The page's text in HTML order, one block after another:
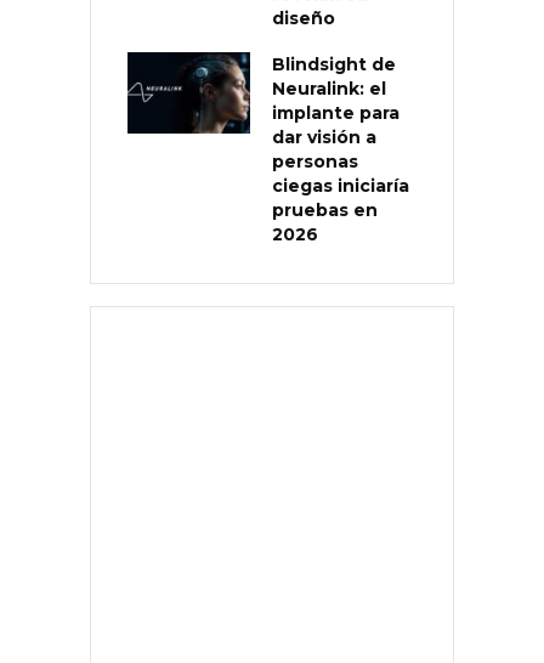
diseño
Blindsight de
Neuralink: el
implante para
dar visión a
personas
ciegas iniciaría
pruebas en
2026